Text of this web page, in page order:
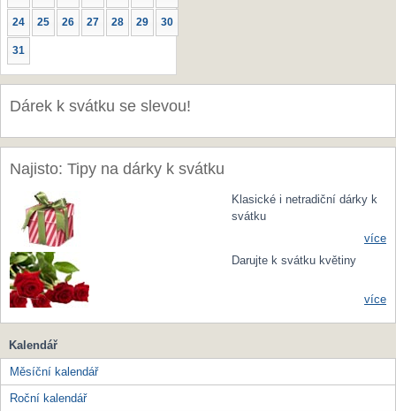
24 25 26 27 28 29 30
31
Dárek k svátku se slevou!
Najisto: Tipy na dárky k svátku
Klasické i netradiční dárky k
svátku
více
Darujte k svátku květiny
více
Kalendář
Měsíční kalendář
Roční kalendář